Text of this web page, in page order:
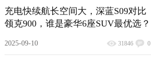
充电快续航长空间大，深蓝S09对比
领克900，谁是豪华6座SUV最优选？
2025-09-10 31846 0